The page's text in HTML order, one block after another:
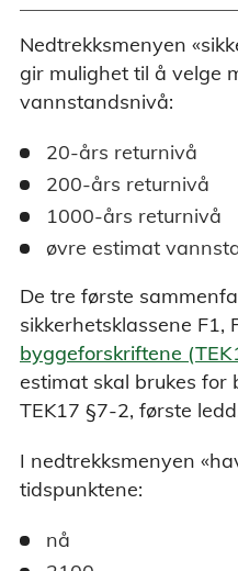
Nedtrekksmenyen
gir mulighet til å velge
vannstandsnivå:
20-års returnivå
200-års returnivå
1000-års returnivå
øvre estimat
De tre første
sikkerhetsklassene F1,
byggeforskriftene
estimat skal brukes for
TEK17 §7-2, første
I nedtrekksmenyen
tidspunktene:
nå